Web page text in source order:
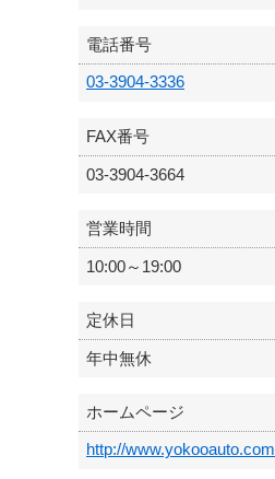
電話番号
03-3904-3336
FAX番号
03-3904-3664
営業時間
10:00～19:00
定休日
年中無休
ホームページ
http://www.yokooauto.com